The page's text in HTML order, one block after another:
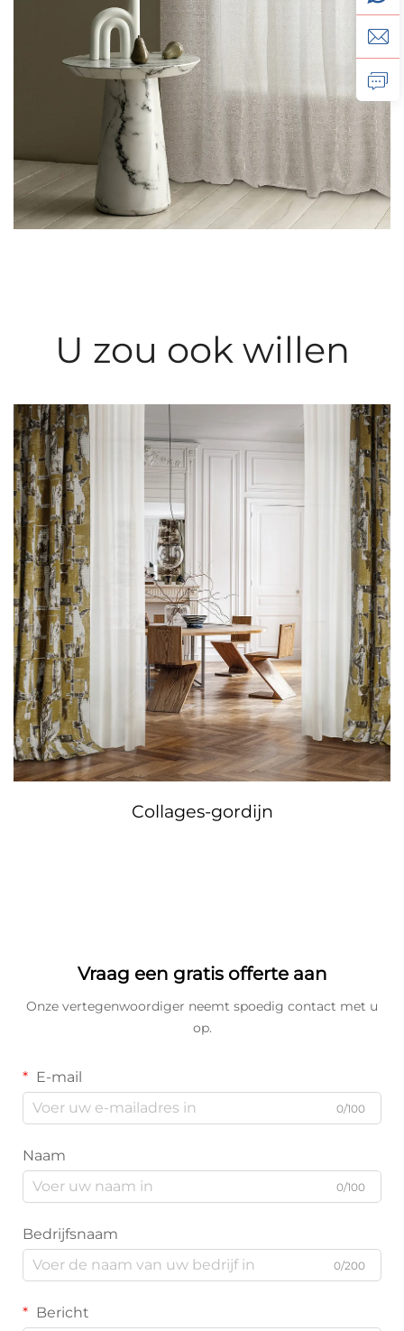
U zou ook willen
Collages-gordijn
Vraag een gratis offerte aan
Onze vertegenwoordiger neemt spoedig contact met u
op.
E-mail
0/100
Naam
0/100
Bedrijfsnaam
0/200
Bericht